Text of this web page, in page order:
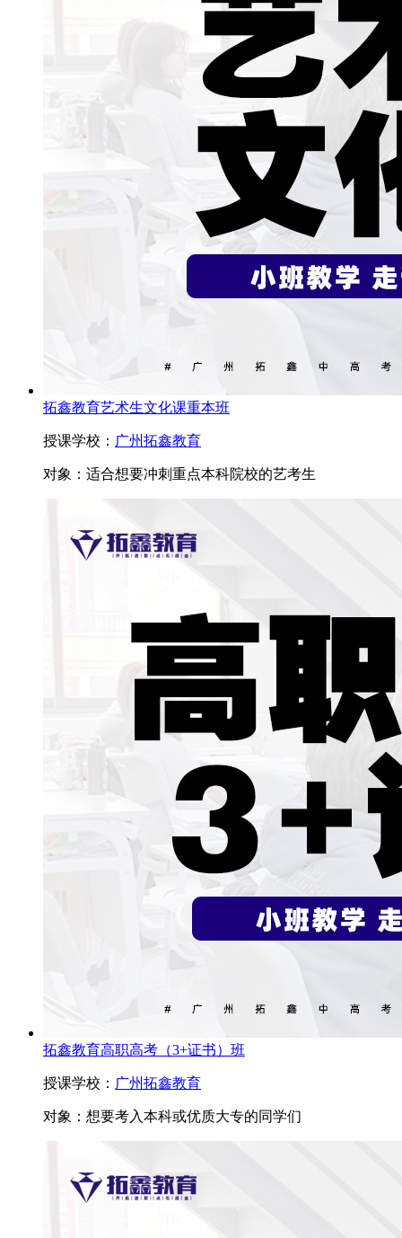
拓鑫教育艺术生文化课重本班
授课学校： 广州拓鑫教育
对象： 适合想要冲刺重点本科院校的艺考生
拓鑫教育高职高考（3+证书）班
授课学校： 广州拓鑫教育
对象： 想要考入本科或优质大专的同学们